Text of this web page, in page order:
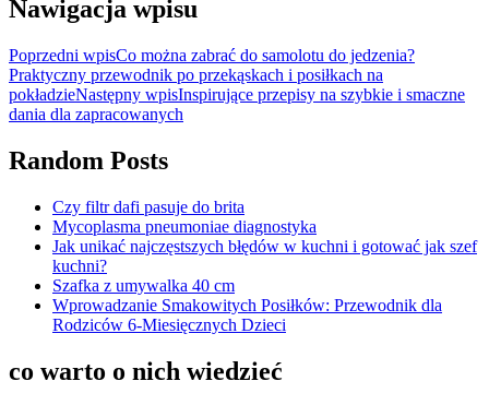
Nawigacja wpisu
Poprzedni wpisCo można zabrać do samolotu do jedzenia?
Praktyczny przewodnik po przekąskach i posiłkach na
pokładzieNastępny wpisInspirujące przepisy na szybkie i smaczne
dania dla zapracowanych
Random Posts
Czy filtr dafi pasuje do brita
Mycoplasma pneumoniae diagnostyka
Jak unikać najczęstszych błędów w kuchni i gotować jak szef
kuchni?
Szafka z umywalka 40 cm
Wprowadzanie Smakowitych Posiłków: Przewodnik dla
Rodziców 6-Miesięcznych Dzieci
co warto o nich wiedzieć